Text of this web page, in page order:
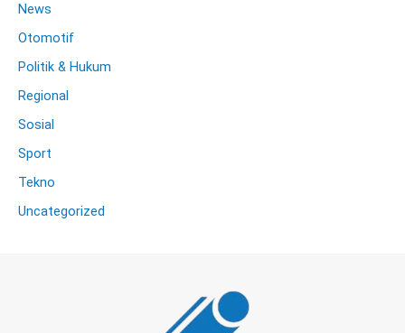
News
Otomotif
Politik & Hukum
Regional
Sosial
Sport
Tekno
Uncategorized